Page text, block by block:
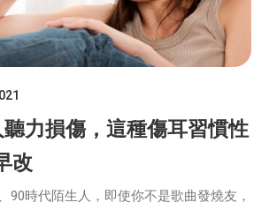
力損傷，這種傷耳習慣性
改
90時代陌生人，即使你不是歌曲發燒友，